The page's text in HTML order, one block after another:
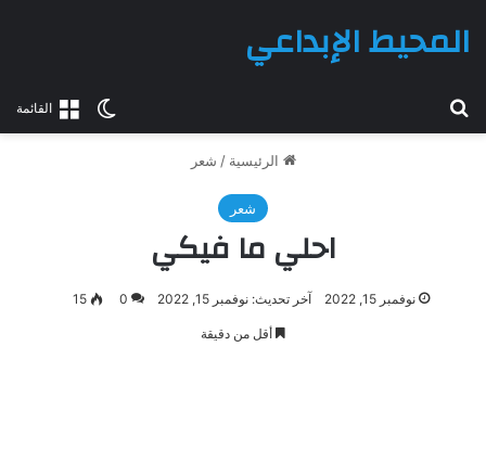
القائمةالوضع
المحيط الإبداعي
الرئيسية / شعر
شعر
احلي ما فيكي
نوفمبر 15, 2022 آخر تحديث: نوفمبر 15, 2022 0
15
أقل من دقيقة